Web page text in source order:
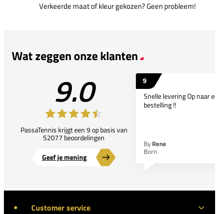
Verkeerde maat of kleur gekozen? Geen probleem!
Wat zeggen onze klanten
9.0
PassaTennis krijgt een 9 op basis van
52077 beoordelingen
Geef je mening
9
Snelle levering Op naar
bestelling !!
By Rene
Born
Customer service